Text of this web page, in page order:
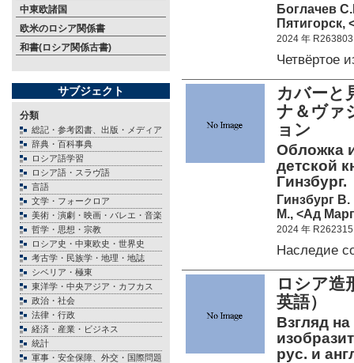
中東欧諸国
欧米のロシア関係書
和書(ロシア関係古書)
サブジェクト
分類
総記・参考図書、出版・メディア
辞典・百科事典
ロシア語学習
ロシア語・スラヴ語
言語
文学・フォークロア
美術・演劇・映画・バレエ・音楽
哲学・思想・宗教
ロシア史・中東欧史・世界史
考古学・民族学・地理・地誌
シベリア・極東
東洋学・中央アジア・カフカス
政治・社会
法律・行政
経済・産業・ビジネス
統計
軍事・安全保障、外交・国際問題
Боглачeв
Пятигорск,
2024 年 R263803
Четвёртое
カバー
ナ＆ヴァ
ョン
Обложка
детской
Гинзбург.
Гинзбург В.
М., <Ад
2024 年 R262315
Наследие
ロシア造
英語）
Взгляд
рус. и